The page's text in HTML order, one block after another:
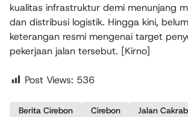
kualitas infrastruktur demi menunjang
dan distribusi logistik. Hingga kini,
keterangan resmi mengenai target
pekerjaan jalan tersebut. [Kirno]
Post Views: 536
Berita Cirebon Cirebon Jalan